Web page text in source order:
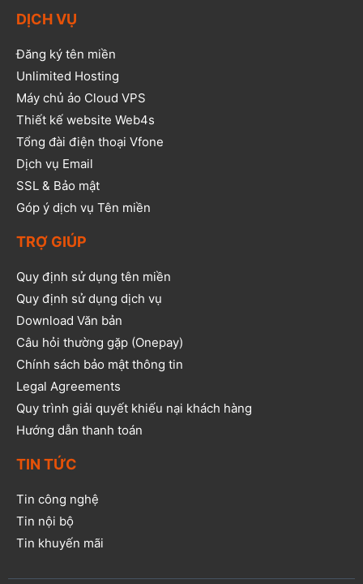
DỊCH VỤ
Đăng ký tên miền
Unlimited Hosting
Máy chủ ảo Cloud VPS
Thiết kế website Web4s
Tổng đài điện thoại Vfone
Dịch vụ Email
SSL & Bảo mật
Góp ý dịch vụ Tên miền
TRỢ GIÚP
Quy định sử dụng tên miền
Quy định sử dụng dịch vụ
Download Văn bản
Câu hỏi thường gặp (Onepay)
Chính sách bảo mật thông tin
Legal Agreements
Quy trình giải quyết khiếu nại khách hàng
Hướng dẫn thanh toán
TIN TỨC
Tin công nghệ
Tin nội bộ
Tin khuyến mãi